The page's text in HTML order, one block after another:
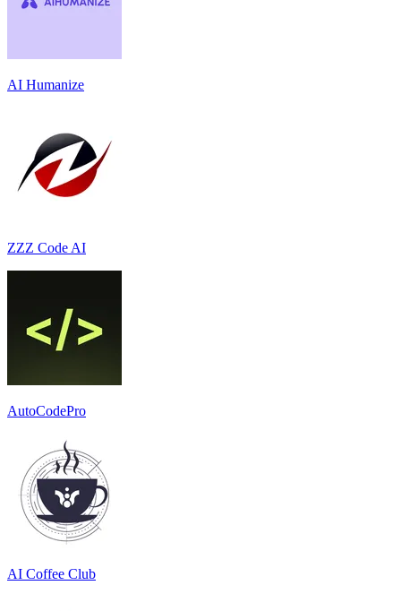
AI Humanize
ZZZ Code AI
AutoCodePro
AI Coffee Club